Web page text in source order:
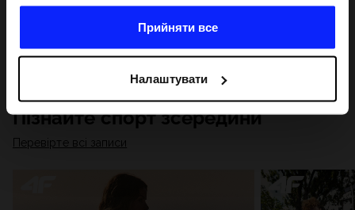
отримують у результаті використання вами їхніх
послуг.З вашої згоди ми також можемо ділитися
з метою націлювання та покращення відображення
відповідної онлайн-реклами, проведення аналітики,
відповідності вмісту та вдосконалення рішень, які
пропонують наші партнери (наприклад, соціальні
мережі). Детальну інформацію можна знайти в нашій
та в розділі «Деталі».
Прийняти все
Налаштувати
Пізнайте спорт зсередини
Перевірте всі записи